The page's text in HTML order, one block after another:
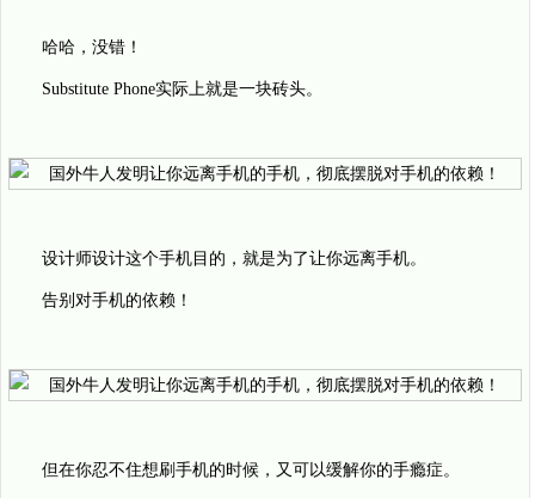
哈哈，没错！
Substitute Phone实际上就是一块砖头。
设计师设计这个手机目的，就是为了让你远离手机。
告别对手机的依赖！
但在你忍不住想刷手机的时候，又可以缓解你的手瘾症。